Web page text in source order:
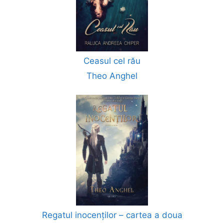
Ceasul cel rău
Theo Anghel
Regatul inocenților – cartea a doua